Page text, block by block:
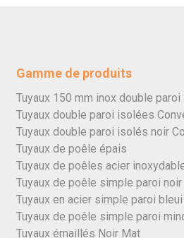
Gamme de produits
Tuyaux 150 mm inox double
Tuyaux double paroi isolées
Tuyaux double paroi isolés noir
Tuyaux de poêle épais
Tuyaux de poêles acier
Tuyaux de poêle simple paroi noir
Tuyaux en acier simple paroi
Tuyaux de poêle simple paroi
Tuyaux émaillés Noir Mat